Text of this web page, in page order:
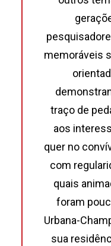
memoráveis
traço de
aos
quer no
com
quais
foram
Urbana-
sua